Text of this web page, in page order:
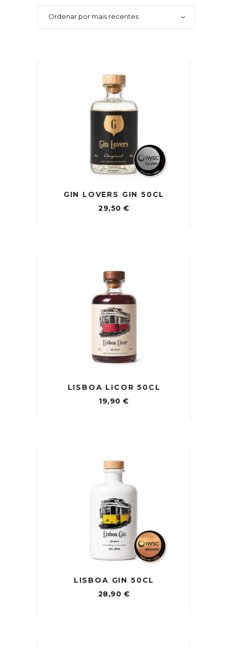
mais
recentes
Ordenar por mais recentes
GIN LOVERS GIN 50CL
29,50€
LISBOA LICOR 50CL
19,90€
LISBOA GIN 50CL
28,90 €